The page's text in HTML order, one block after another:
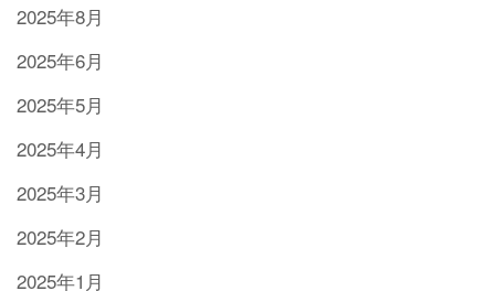
2025年8月
2025年6月
2025年5月
2025年4月
2025年3月
2025年2月
2025年1月